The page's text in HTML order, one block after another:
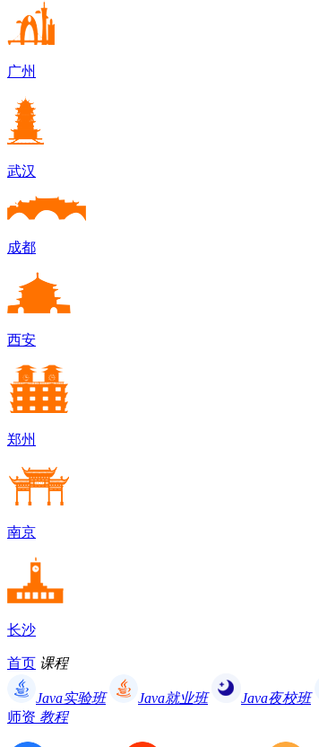
广州
武汉
成都
西安
郑州
南京
长沙
首页 课程
Java实验班 Java就业班 Java夜校班
师资 教程